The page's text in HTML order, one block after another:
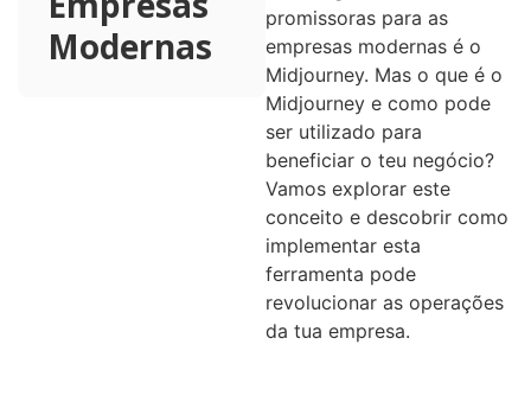
Modernas
promissoras para as
empresas modernas é o
Midjourney. Mas o que é o
Midjourney e como pode
ser utilizado para
beneficiar o teu negócio?
Vamos explorar este
conceito e descobrir como
implementar esta
ferramenta pode
revolucionar as operações
da tua empresa.